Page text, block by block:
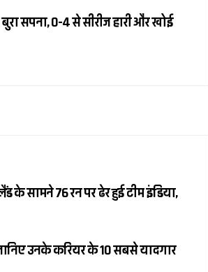
सपना, 0-4 से सीरीज हारी और खोई
के सामने 76 रन पर ढेर हुई टीम इंडिया,
उनके करियर के 10 सबसे यादगार